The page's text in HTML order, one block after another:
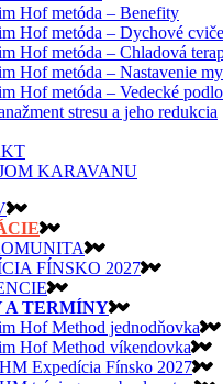
Hof metóda – Benefity
Hof metóda – Dychové
Hof metóda – Chladová
Hof metóda – Nastavenie
Hof metóda – Vedecké
stresu a jeho redukcia
KARAVANU
FÍNSKO 2027
A TERMÍNY
Hof Method jednodňovka
Hof Method víkendovka
Expedícia Fínsko 2027